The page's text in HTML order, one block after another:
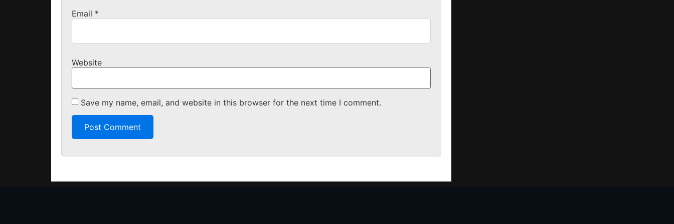
Email *
Website
Save my name, email, and website in this browser for the next time I comment.